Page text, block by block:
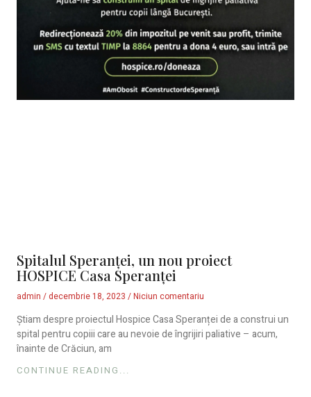
Spitalul Speranței, un nou proiect
HOSPICE Casa Speranței
admin decembrie 18, 2023 Niciun comentariu
Știam despre proiectul Hospice Casa Speranței de a construi un
spital pentru copiii care au nevoie de îngrijiri paliative – acum,
înainte de Crăciun, am
CONTINUE READING...